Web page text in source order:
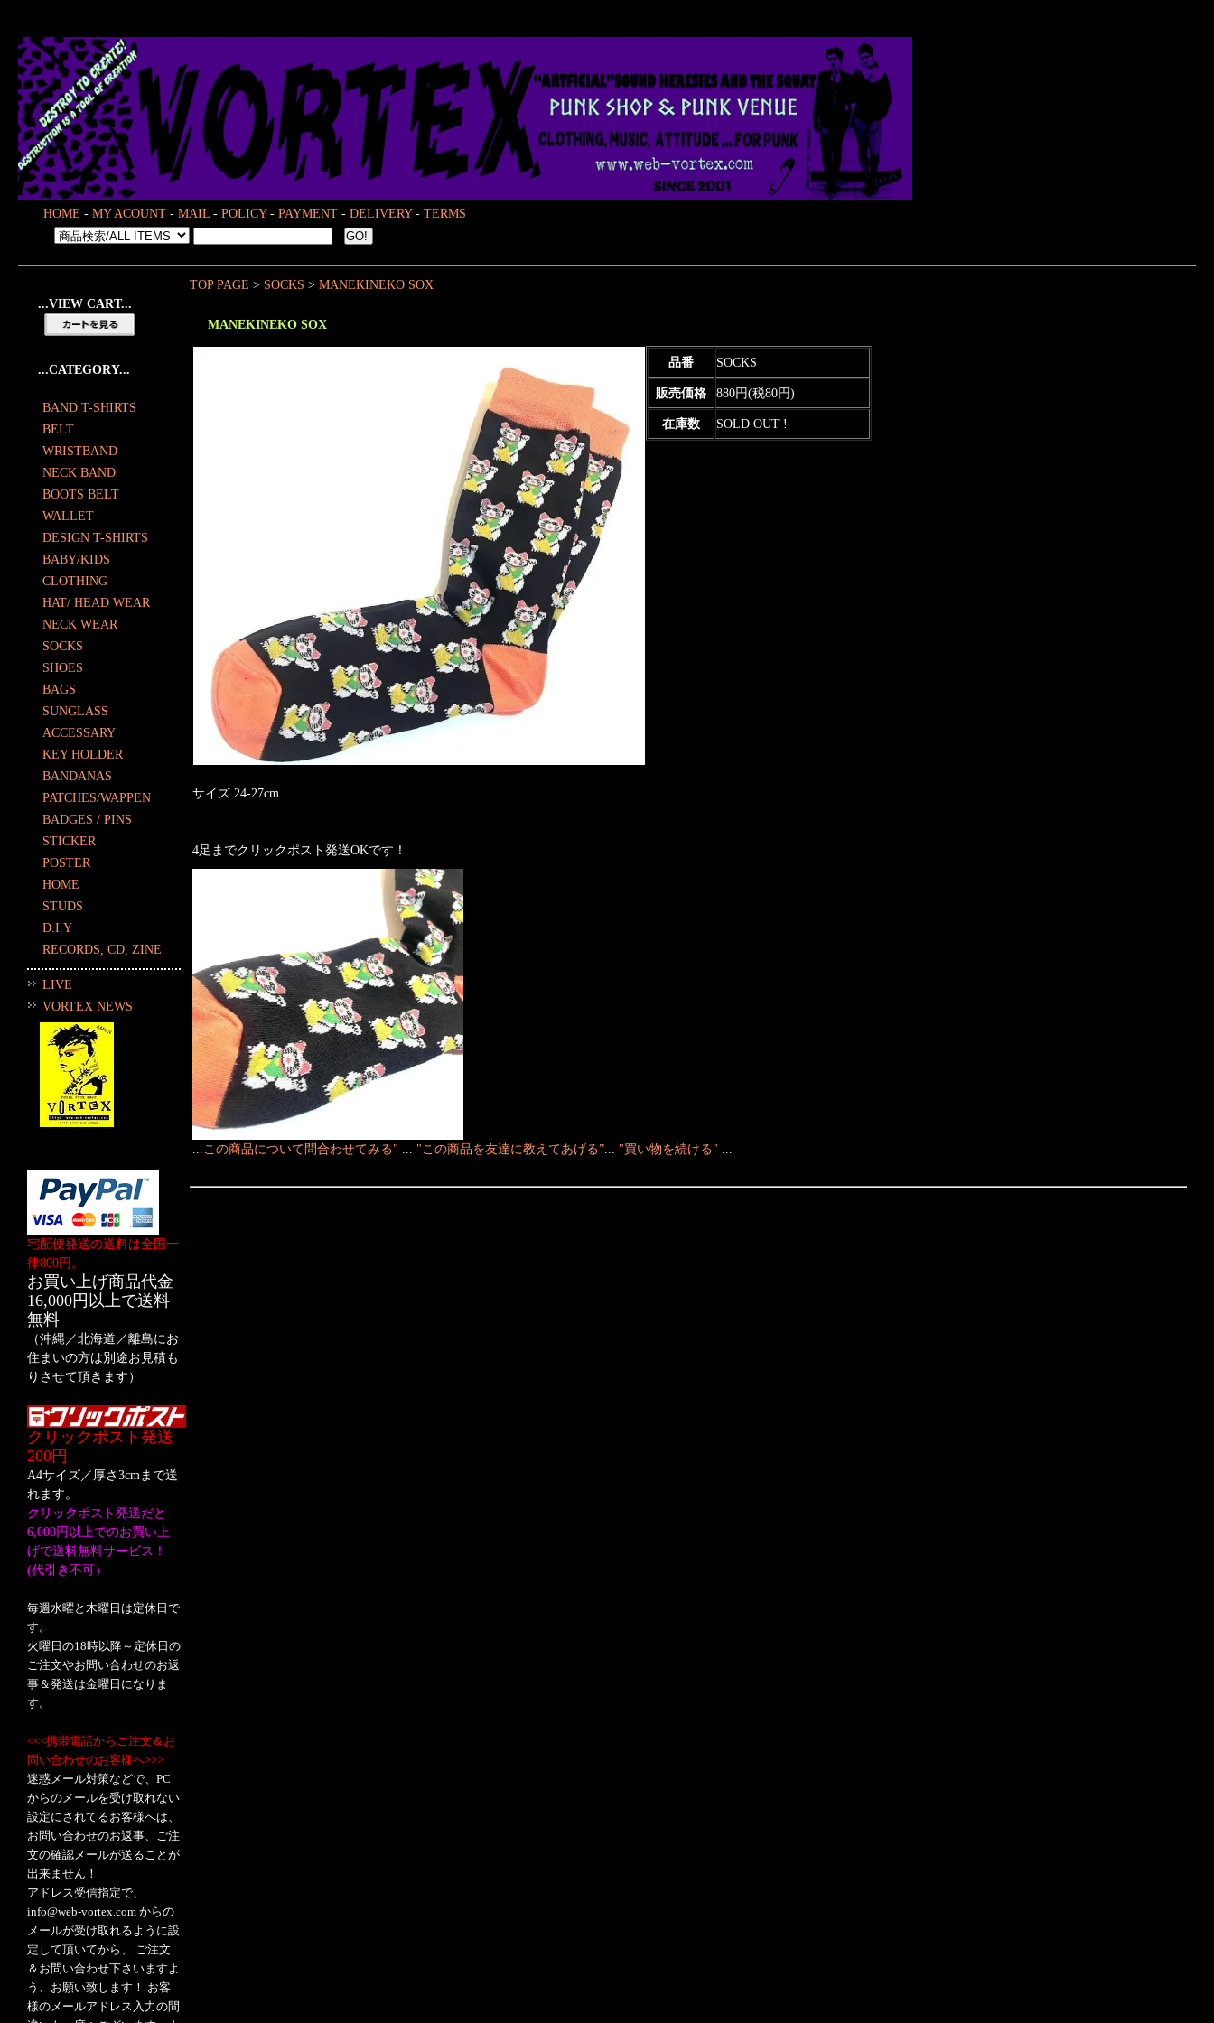
HOME - MY ACOUNT - MAIL - POLICY- PAYMENT - DELIVERY- TERMS
...VIEW CART...
...CATEGORY...
BAND T-SHIRTS
BELT
WRISTBAND
NECK BAND
BOOTS BELT
WALLET
DESIGN T-SHIRTS
BABY/KIDS
CLOTHING
HAT/ HEAD WEAR
NECK WEAR
SOCKS
SHOES
BAGS
SUNGLASS
ACCESSARY
KEY HOLDER
BANDANAS
PATCHES/WAPPEN
BADGES / PINS
STICKER
POSTER
HOME
STUDS
D.I.Y
RECORDS, CD, ZINE
LIVE
VORTEX NEWS
宅配便発送の送料は全国一
律800円。
お買い上げ商品代金
16,000円以上で送料
無料
（沖縄／北海道／離島にお
住まいの方は別途お見積も
りさせて頂きます）
クリックポスト発送
200円
A4サイズ／厚さ3cmまで送
れます。
クリックポスト発送だと
6,000円以上でのお買い上
げで送料無料サービス！
(代引き不可）
毎週水曜と木曜日は定休日で
す。
火曜日の18時以降～定休日の
ご注文やお問い合わせのお返
事＆発送は金曜日になりま
す。
<<<携帯電話からご注文＆お
問い合わせのお客様へ>>>
迷惑メール対策などで、PC
からのメールを受け取れない
設定にされてるお客様へは、
お問い合わせのお返事、ご注
文の確認メールが送ることが
出来ません！
アドレス受信指定で、
info@web-vortex.com からの
メールが受け取れるように設
定して頂いてから、 ご注文
＆お問い合わせ下さいますよ
う、お願い致します！ お客
様のメールアドレス入力の間
TOP PAGE > SOCKS > MANEKINEKO SOX
MANEKINEKO SOX
品番 SOCKS
販売価格 880円(税80円)
在庫数 SOLD OUT !
サイズ 24-27cm
4足までクリックポスト発送OKです！
...この商品について問合わせてみる" ... "この商品を友達に教えてあげる”... "買い物を続ける" ...